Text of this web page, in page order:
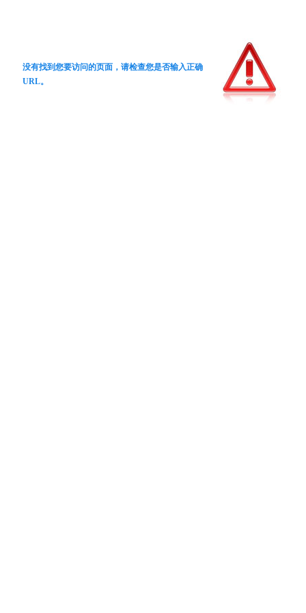
没有找到您要访问的页面，请检查您是否输入正确
URL。